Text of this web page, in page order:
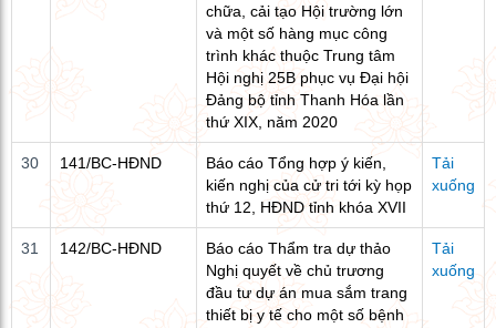
chữa, cải tạo Hội trường lớn
và một số hàng mục công
trình khác thuộc Trung tâm
Hội nghị 25B phục vụ Đại hội
Đảng bộ tỉnh Thanh Hóa lần
thứ XIX, năm 2020
30 141/BC-HĐND
Báo cáo Tổng hợp ý kiến,
kiến nghị của cử tri tới kỳ họp
thứ 12, HĐND tỉnh khóa XVII
Tải
xuống
31 142/BC-HĐND
Báo cáo Thẩm tra dự thảo
Nghị quyết về chủ trương
đầu tư dự án mua sắm trang
thiết bị y tế cho một số bệnh
Tải
xuống